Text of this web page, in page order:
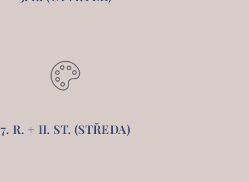
7. R. + II. ST. (STŘEDA)